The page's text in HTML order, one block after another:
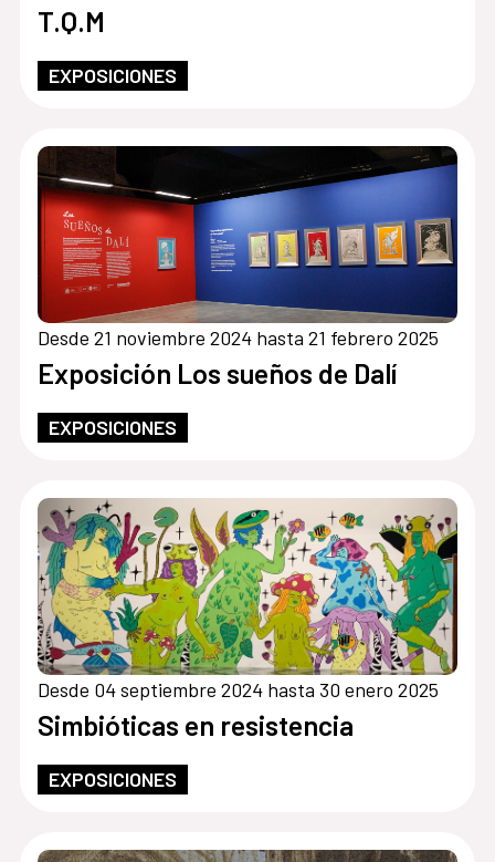
T.Q.M
EXPOSICIONES
Desde 21 noviembre 2024 hasta 21 febrero 2025
Exposición Los sueños de Dalí
EXPOSICIONES
Desde 04 septiembre 2024 hasta 30 enero 2025
Simbióticas en resistencia
EXPOSICIONES